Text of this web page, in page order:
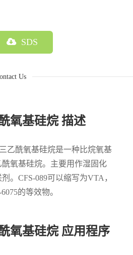
SDS
Us
氧基硅烷 描述
乙酰氧基硅烷是一种比烷氧基
氧基硅烷。主要用作湿固化
。CFS-089可以缩写为VTA，
的等效物。
氧基硅烷 应用程序